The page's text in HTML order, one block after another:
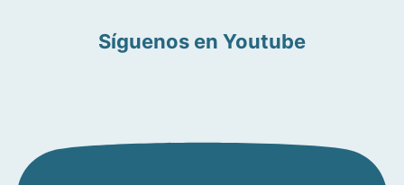
Síguenos en Youtube